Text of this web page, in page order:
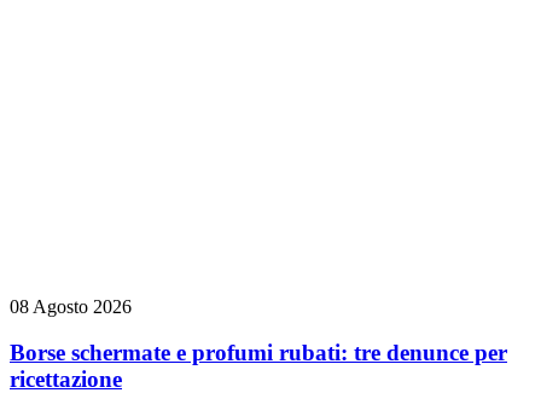
08 Agosto 2026
Borse schermate e profumi rubati: tre denunce per
ricettazione